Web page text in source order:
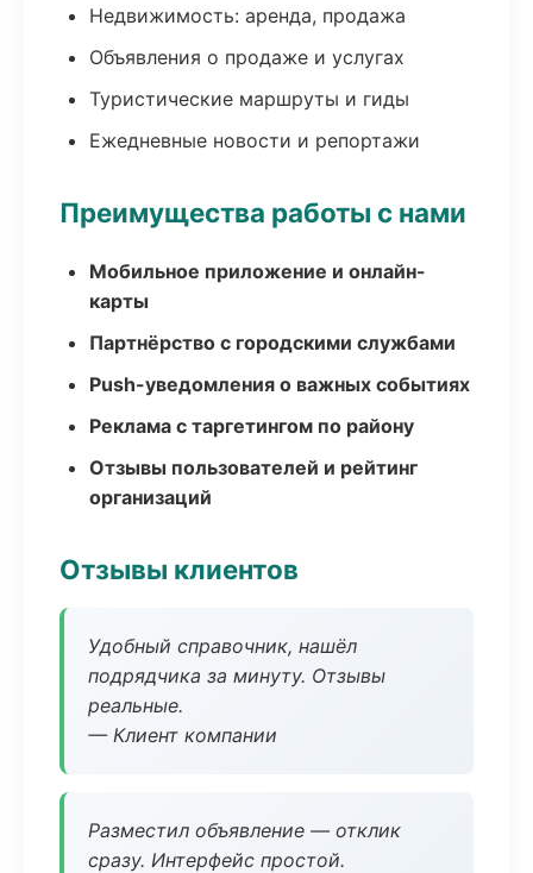
Недвижимость: аренда, продажа
Объявления о продаже и услугах
Туристические маршруты и гиды
Ежедневные новости и репортажи
Преимущества работы с нами
Мобильное приложение и онлайн-
карты
Партнёрство с городскими службами
Push-уведомления о важных событиях
Реклама с таргетингом по району
Отзывы пользователей и рейтинг
организаций
Отзывы клиентов
Удобный справочник, нашёл
подрядчика за минуту. Отзывы
реальные.
— Клиент компании
Разместил объявление — отклик
сразу. Интерфейс простой.